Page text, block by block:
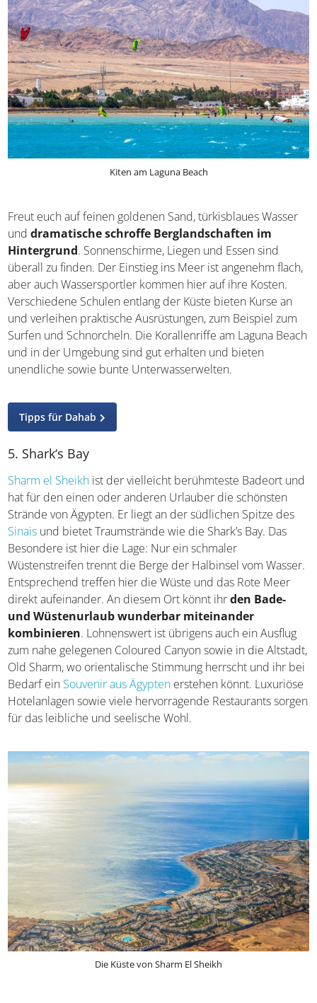
Kiten am Laguna Beach
Freut euch auf feinen goldenen Sand, türkisblaues Wasser
unddramatische schroffe Berglandschaften im
Hintergrund. Sonnenschirme, Liegen und Essen sind
überall zu finden. Der Einstieg ins Meer ist angenehm
flach, aber auch Wassersportler kommen hier auf ihre
Kosten. Verschiedene Schulen entlang der Küste bieten
Kurse an und verleihen praktische Ausrüstungen, zum
Beispiel zum Surfen und Schnorcheln. Die Korallenriffe
und bieten unendliche sowie bunte Unterwasserwelten.
Tipps für Dahab
5. Shark‘s Bay
Sharm el Sheikhist der vielleicht berühmteste Badeort
und hat für den einen oder anderen Urlauber die
schönsten Strände von Ägypten. Er liegt an der südlichen
Spitze desSinaisund bietet Traumstrände wie die Shark’s
Bay. Das Besondere ist hier die Lage: Nur ein schmaler
Wüstenstreifen trennt die Berge der Halbinsel vom
Wasser. Entsprechend treffen hier die Wüste und das
Rote Meer direkt aufeinander. An diesem Ort könnt ihr
den Bade- und Wüstenurlaub wunderbar
miteinander kombinieren. Lohnenswert ist übrigens
auch ein Ausflug zum nahe gelegenen Coloured Canyon
sowie in die Altstadt, Old Sharm, wo orientalische
Stimmung herrscht und ihr bei Bedarf ein
viele hervorragende Restaurants sorgen für das leibliche
und seelische Wohl.